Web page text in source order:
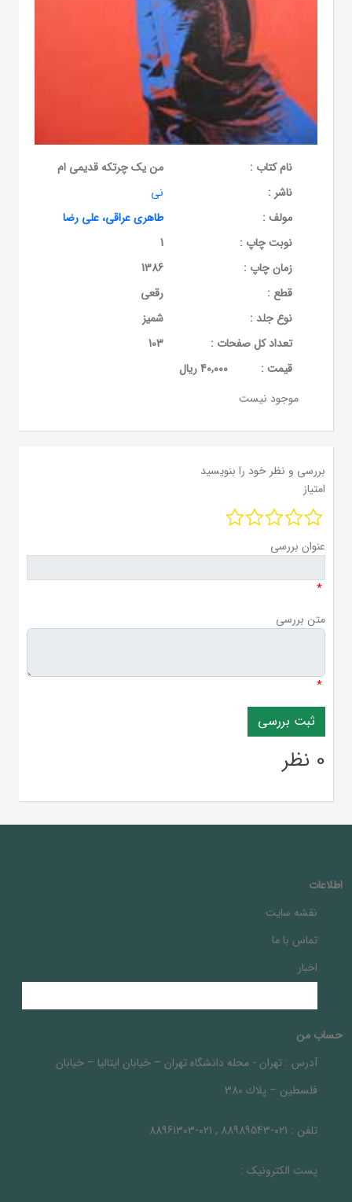
نام کتاب :
من یک چرتکه قدیمی ام
ناشر :
نی
مولف :
طاهری عراقی، علی رضا
نوبت چاپ :
1
زمان چاپ :
1386
قطع :
رقعی
نوع جلد :
شمیز
تعداد کل صفحات :
103
قيمت :
40,000 ریال
موجود نیست
بررسی و نظر خود را بنویسید
امتیاز
عنوان بررسی
*
متن بررسی
*
0 نظر
اطلاعات
نقشه سایت
تماس با ما
اخبار
حساب من
آدرس : تهران - محله دانشگاه تهران – خيابان ايتاليا – خيابان
فلسطين – پلاك 380
تلفن : 021-88989543 , 021-88961303
پست الکترونیک :